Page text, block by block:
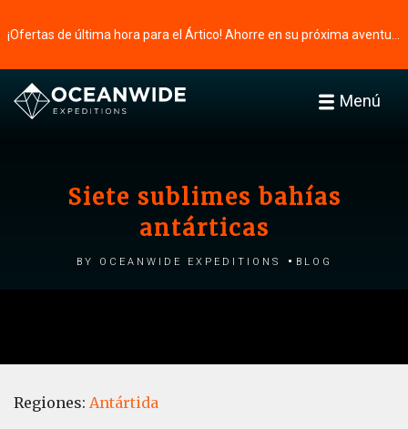
Menú
Siete sublimes bahías
antárticas
by Oceanwide Expeditions Blog
Regiones: Antártida